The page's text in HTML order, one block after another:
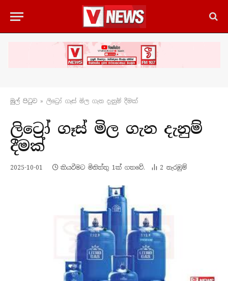
මුල් පිටු​ව » ලිට්‍රෝ ගෑස් මිල ගැන දැනුම් දීමක්
ලිට්‍රෝ ගෑස් මිල ගැන දැනුම්
දීමක්
2025-10-01 කියවීමට මිනිත්තු 1ක් ගතවේ. 2 නැරඹු​ම්